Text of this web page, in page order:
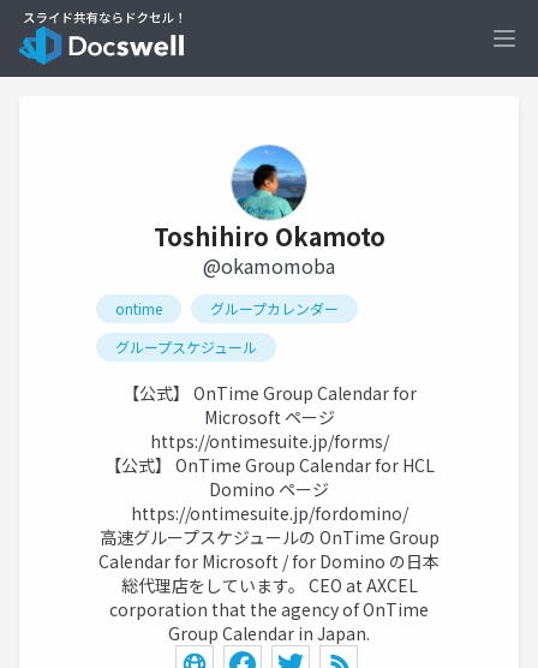
Toshihiro Okamoto
@okamomoba
ontime
グループカレンダー
グループスケジュール
【公式】 OnTime Group Calendar for
Microsoft ページ
https://ontimesuite.jp/forms/
【公式】 OnTime Group Calendar for HCL
Domino ページ
https://ontimesuite.jp/fordomino/
高速グループスケジュールの OnTime Group
Calendar for Microsoft / for Domino の日本
総代理店をしています。 CEO at AXCEL
corporation that the agency of OnTime
Group Calendar in Japan.